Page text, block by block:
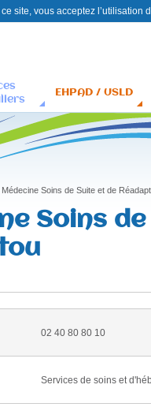
EHPAD / USLD
Soins de Suite et de
Soins
02 40 80 80 10
Services de soins et
site, vous acceptez